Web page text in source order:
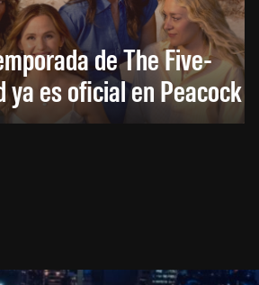
de The Five-
ya es oficial en Peacock